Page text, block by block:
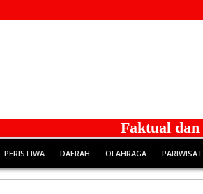
Faktual dan
PERISTIWA DAERAH OLAHRAGA